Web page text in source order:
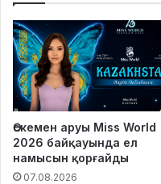
Өскемен аруы Miss World
2026 байқауында ел
намысын қорғайды
07.08.2026